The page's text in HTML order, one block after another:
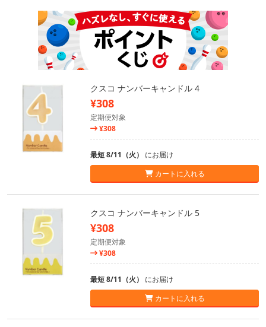
クスコ ナンバーキャンドル 4
¥308
定期便対象
¥308
最短 8/11（火） にお届け
カートに入れる
クスコ ナンバーキャンドル 5
¥308
定期便対象
¥308
最短 8/11（火） にお届け
カートに入れる